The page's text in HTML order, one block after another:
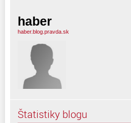
haber
haber.blog.pravda.sk
Štatistiky blogu